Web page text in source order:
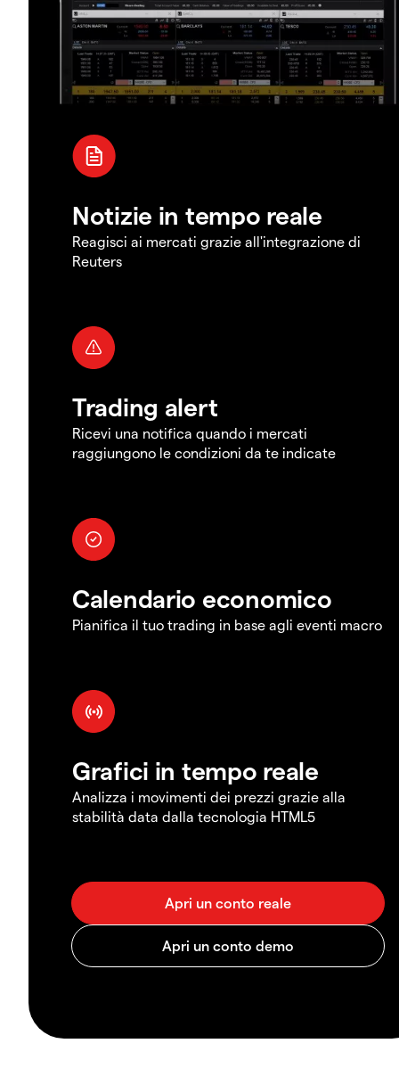
Notizie in tempo reale
Reagisci ai mercati grazie all'integrazione di
Reuters
Trading alert
Ricevi una notifica quando i mercati
raggiungono le condizioni da te indicate
Calendario economico
Pianifica il tuo trading in base agli eventi macro
Grafici in tempo reale
Analizza i movimenti dei prezzi grazie alla
stabilità data dalla tecnologia HTML5